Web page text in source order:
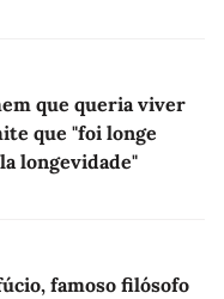
que queria viver
que "foi longe
longevidade"
famoso filósofo